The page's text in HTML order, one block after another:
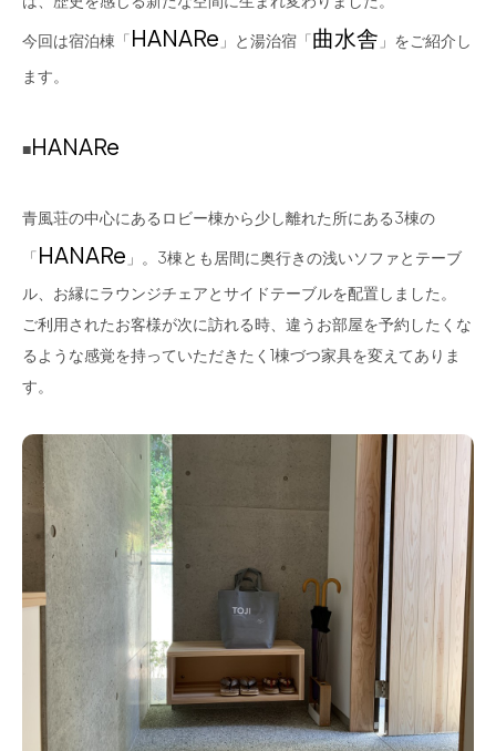
今回は宿泊棟「HANARe 」と湯治宿「曲水舎 」をご紹介し
ます。
■HANARe
青風荘の中心にあるロビー棟から少し離れた所にある3棟の
「HANARe 」。3棟とも居間に奥行きの浅いソファとテーブ
ル、お縁にラウンジチェアとサイドテーブルを配置しました。
ご利用されたお客様が次に訪れる時、違うお部屋を予約したくな
るような感覚を持っていただきたく1棟づつ家具を変えてありま
す。